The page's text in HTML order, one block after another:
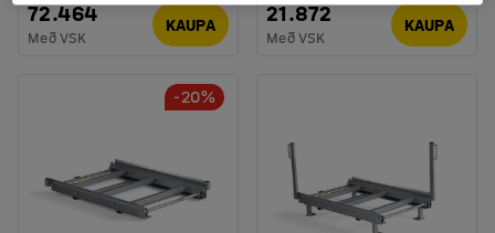
72.464
Með VSK
KAUPA 21.872
Með VSK
KAUPA
-20%